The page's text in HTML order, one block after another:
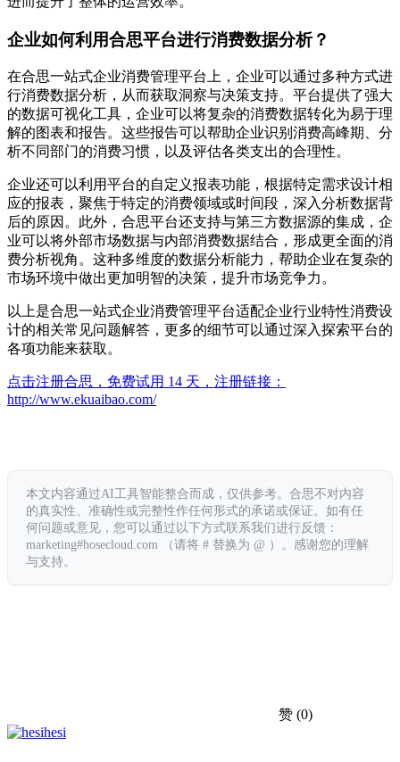
企业如何利用合思平台进行消费数据分析？
在合思一站式企业消费管理平台上，企业可以通过多种方式进
行消费数据分析，从而获取洞察与决策支持。平台提供了强大
的数据可视化工具，企业可以将复杂的消费数据转化为易于理
解的图表和报告。这些报告可以帮助企业识别消费高峰期、分
析不同部门的消费习惯，以及评估各类支出的合理性。
企业还可以利用平台的自定义报表功能，根据特定需求设计相
应的报表，聚焦于特定的消费领域或时间段，深入分析数据背
后的原因。此外，合思平台还支持与第三方数据源的集成，企
业可以将外部市场数据与内部消费数据结合，形成更全面的消
费分析视角。这种多维度的数据分析能力，帮助企业在复杂的
市场环境中做出更加明智的决策，提升市场竞争力。
以上是合思一站式企业消费管理平台适配企业行业特性消费设
计的相关常见问题解答，更多的细节可以通过深入探索平台的
各项功能来获取。
点击注册合思，免费试用 14 天，注册链接：
http://www.ekuaibao.com/
本文内容通过AI工具智能整合而成，仅供参考。合思不对内容
的真实性、准确性或完整性作任何形式的承诺或保证。如有任
何问题或意见，您可以通过以下方式联系我们进行反馈：
marketing#hosecloud.com （请将 # 替换为 @ ）。感谢您的理解
与支持。
赞 (0)
hesi